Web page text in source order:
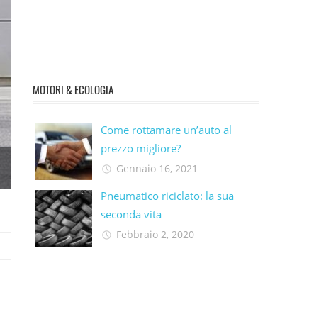
MOTORI & ECOLOGIA
Come rottamare un’auto al
prezzo migliore?
Gennaio 16, 2021
Pneumatico riciclato: la sua
seconda vita​
Febbraio 2, 2020